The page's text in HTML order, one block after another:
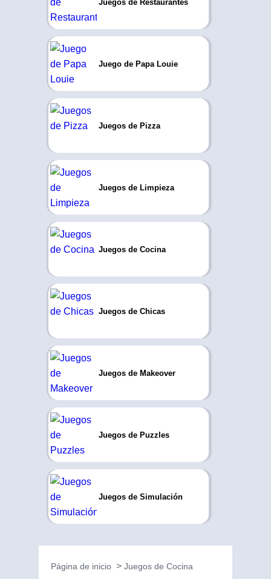
Juegos de Restaurantes
Juego de Papa Louie
Juegos de Pizza
Juegos de Limpieza
Juegos de Cocina
Juegos de Chicas
Juegos de Makeover
Juegos de Puzzles
Juegos de Simulación
Página de inicio Juegos de Cocina